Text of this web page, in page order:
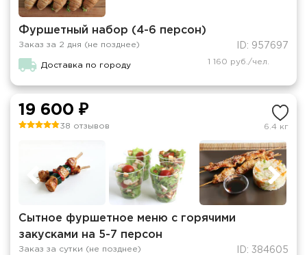
Фуршетный набор (4-6 персон)
Заказ за 2 дня (не позднее) ID: 957697
Доставка по городу 1 160 руб./чел.
19 600 ₽
38 отзывов 6.4 кг
Сытное фуршетное меню с горячими
закусками на 5-7 персон
Заказ за сутки (не позднее) ID: 384605